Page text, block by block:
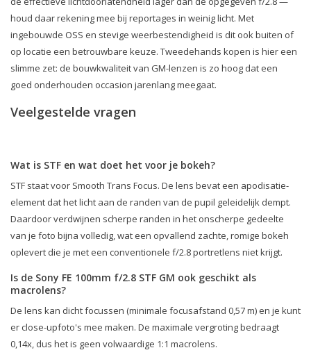
houd daar rekening mee bij reportages in weinig licht. Met
ingebouwde OSS en stevige weerbestendigheid is dit ook buiten of
op locatie een betrouwbare keuze. Tweedehands kopen is hier een
slimme zet: de bouwkwaliteit van GM-lenzen is zo hoog dat een
goed onderhouden occasion jarenlang meegaat.
Veelgestelde vragen
Wat is STF en wat doet het voor je bokeh?
STF staat voor Smooth Trans Focus. De lens bevat een apodisatie-
element dat het licht aan de randen van de pupil geleidelijk dempt.
Daardoor verdwijnen scherpe randen in het onscherpe gedeelte
van je foto bijna volledig, wat een opvallend zachte, romige bokeh
oplevert die je met een conventionele f/2.8 portretlens niet krijgt.
Is de Sony FE 100mm f/2.8 STF GM ook geschikt als
macrolens?
De lens kan dicht focussen (minimale focusafstand 0,57 m) en je kunt
er close-upfoto's mee maken. De maximale vergroting bedraagt
0,14x, dus het is geen volwaardige 1:1 macrolens.